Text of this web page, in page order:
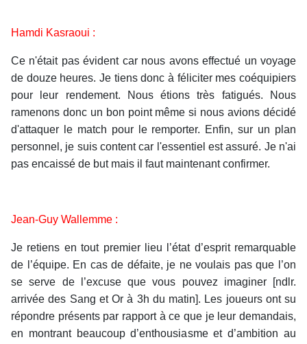
Hamdi Kasraoui :
Ce n'était pas évident car nous avons effectué un voyage
de douze heures. Je tiens donc à féliciter mes coéquipiers
pour leur rendement. Nous étions très fatigués. Nous
ramenons donc un bon point même si nous avions décidé
d'attaquer le match pour le remporter. Enfin, sur un plan
personnel, je suis content car l'essentiel est assuré. Je n'ai
pas encaissé de but mais il faut maintenant confirmer.
Jean-Guy Wallemme :
Je retiens en tout premier lieu l’état d’esprit remarquable
de l’équipe. En cas de défaite, je ne voulais pas que l’on
se serve de l’excuse que vous pouvez imaginer [ndlr.
arrivée des Sang et Or à 3h du matin]. Les joueurs ont su
répondre présents par rapport à ce que je leur demandais,
en montrant beaucoup d’enthousiasme et d’ambition au